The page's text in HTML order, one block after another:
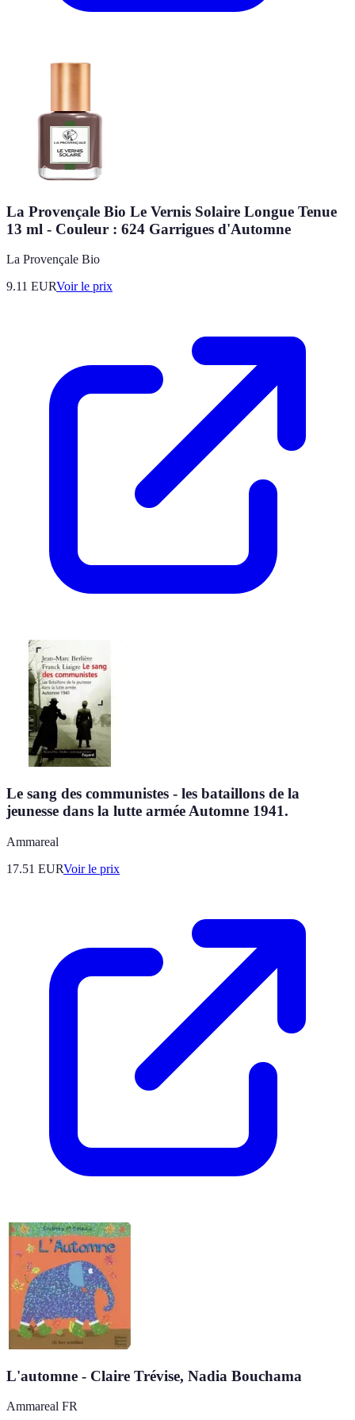
La Provençale Bio Le Vernis Solaire Longue Tenue
13 ml - Couleur : 624 Garrigues d'Automne
La Provençale Bio
9.11 EURVoir le prix
Le sang des communistes - les bataillons de la
jeunesse dans la lutte armée Automne 1941.
Ammareal
17.51 EURVoir le prix
L'automne - Claire Trévise, Nadia Bouchama
Ammareal FR